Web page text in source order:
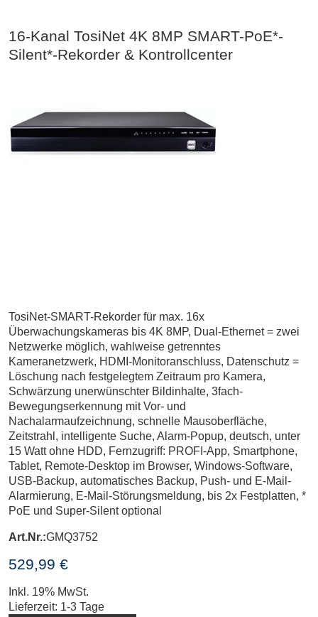
16-Kanal TosiNet 4K 8MP SMART-PoE*-
Silent*-Rekorder & Kontrollcenter
TosiNet-SMART-Rekorder für max. 16x
Überwachungskameras bis 4K 8MP, Dual-Ethernet = zwei
Netzwerke möglich, wahlweise getrenntes
Kameranetzwerk, HDMI-Monitoranschluss, Datenschutz =
Löschung nach festgelegtem Zeitraum pro Kamera,
Schwärzung unerwünschter Bildinhalte, 3fach-
Bewegungserkennung mit Vor- und
Nachalarmaufzeichnung, schnelle Mausoberfläche,
Zeitstrahl, intelligente Suche, Alarm-Popup, deutsch, unter
15 Watt ohne HDD, Fernzugriff: PROFI-App, Smartphone,
Tablet, Remote-Desktop im Browser, Windows-Software,
USB-Backup, automatisches Backup, Push- und E-Mail-
Alarmierung, E-Mail-Störungsmeldung, bis 2x Festplatten, *
PoE und Super-Silent optional
Art.Nr.:GMQ3752
529,99 €
Inkl. 19% MwSt.
Lieferzeit: 1-3 Tage